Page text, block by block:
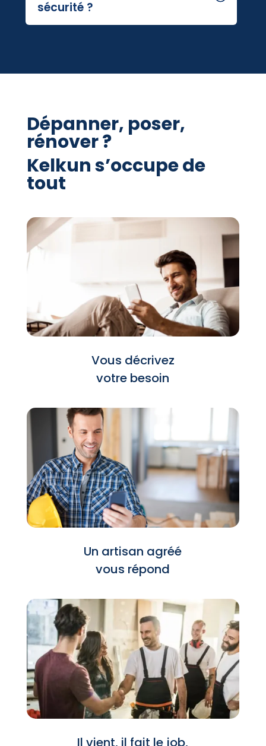
sécurité ?
Dépanner, poser,
rénover ?
Kelkun s’occupe de
tout
Vous décrivez
votre besoin
Un artisan agréé
vous répond
Il vient, il fait le job,